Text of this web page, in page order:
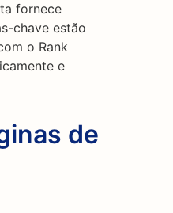
fornece
chave estão
o Rank
e
de